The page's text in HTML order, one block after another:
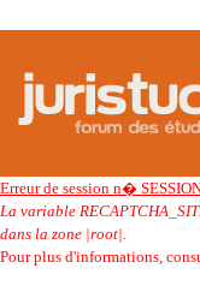
Erreur de session n�
La variable
dans la zone |root|.
Pour plus d'informations,